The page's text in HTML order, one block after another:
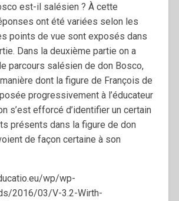
est-il salésien ? À cette
ont été variées selon les
points de vue sont exposés dans
Dans la deuxième partie on a
parcours salésien de don Bosco,
dont la figure de François de
progressivement à l’éducateur
s’est efforcé d’identifier un certain
présents dans la figure de don
de façon certaine à son
wp/wp-
2016/03/V-3.2-Wirth-